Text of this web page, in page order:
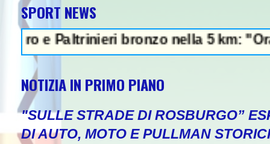
SPORT NEWS
bronzo nella 5 km: "Ora ci
NOTIZIA IN PRIMO PIANO
"SULLE STRADE DI ROSBURGO”
DI AUTO, MOTO E PULLMAN